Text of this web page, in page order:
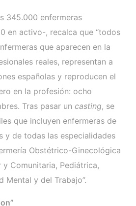
345.000 enfermeras
en activo-, recalca que “todos
que aparecen en la
reales, representan a
españolas y reproducen el
en la profesión: ocho
Tras pasar un casting, se
que incluyen enfermeras de
y de todas las especialidades
Obstétrico-Ginecológica
y Comunitaria, Pediátrica,
Mental y del Trabajo”.